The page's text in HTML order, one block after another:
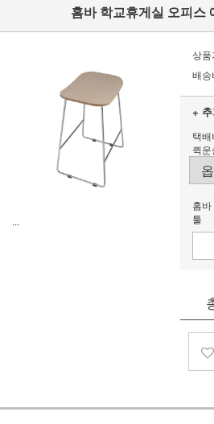
홈바 학교휴게실 오피스
...
상품
배송
+
택
퀵운
홈
툴